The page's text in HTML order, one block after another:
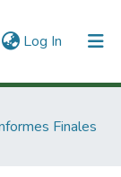
Log In (current)
Finales